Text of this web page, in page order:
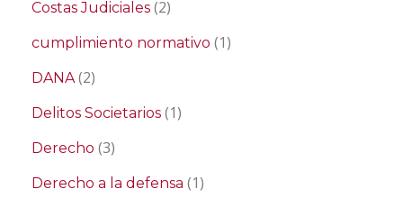
Costas Judiciales (2)
cumplimiento normativo (1)
DANA(2)
Delitos Societarios (1)
Derecho (3)
Derecho a la defensa (1)